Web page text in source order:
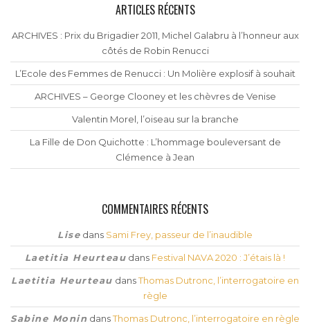
ARTICLES RÉCENTS
ARCHIVES : Prix du Brigadier 2011, Michel Galabru à l’honneur aux
côtés de Robin Renucci
L’Ecole des Femmes de Renucci : Un Molière explosif à souhait
ARCHIVES – George Clooney et les chèvres de Venise
Valentin Morel, l’oiseau sur la branche
La Fille de Don Quichotte : L’hommage bouleversant de
Clémence à Jean
COMMENTAIRES RÉCENTS
Lise dans Sami Frey, passeur de l’inaudible
Laetitia Heurteau dans Festival NAVA 2020 : J’étais là !
Laetitia Heurteau dansThomas Dutronc, l’interrogatoire en
règle
Sabine Monin dansThomas Dutronc, l’interrogatoire en règle